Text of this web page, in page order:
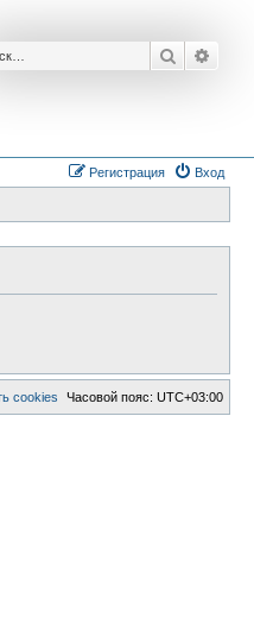
Поиск
Вход
Регистрация
Часовой пояс: UTC+03:00
cookies